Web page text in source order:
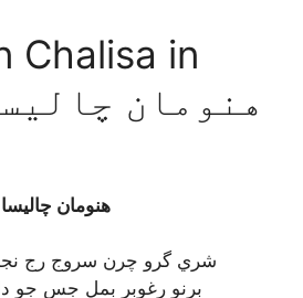
Chalisa in
هنومان چاليسا
شري گرو چرن سروج رج
برنو رغوبر بمل جس جو